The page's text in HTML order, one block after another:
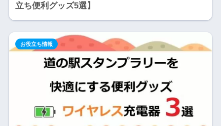
立ち便利グッズ5選】
お役立ち情報